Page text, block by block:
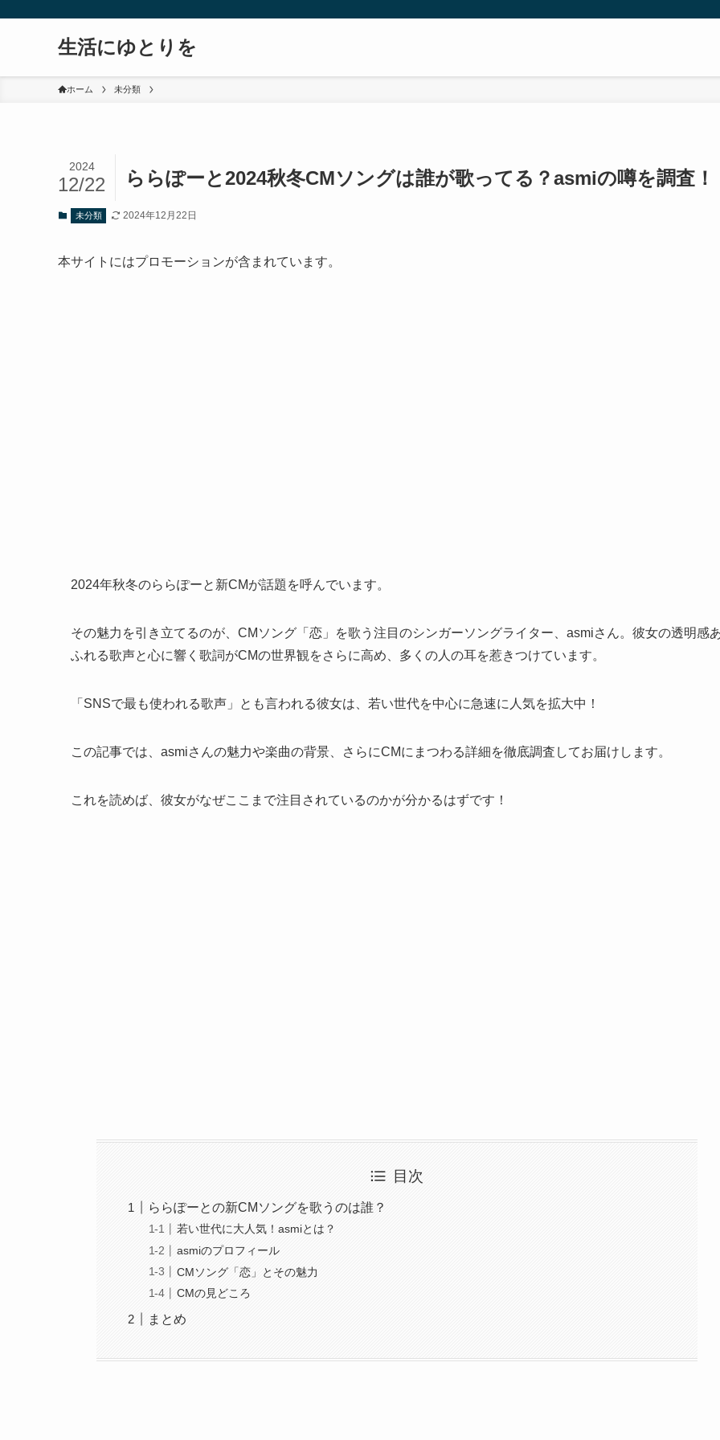
生活にゆとりを
ホーム 未分類
ららぽーと2024秋冬CMソングは誰が歌ってる？asmiの噂を調査！
2024
12/22
未分類 2024年12月22日
本サイトにはプロモーションが含まれています。
2024年秋冬のららぽーと新CMが話題を呼んでいます。
その魅力を引き立てるのが、CMソング「恋」を歌う注目のシンガーソングライター、asmiさん。彼女の透明感
ふれる歌声と心に響く歌詞がCMの世界観をさらに高め、多くの人の耳を惹きつけています。
「SNSで最も使われる歌声」とも言われる彼女は、若い世代を中心に急速に人気を拡大中！
この記事では、asmiさんの魅力や楽曲の背景、さらにCMにまつわる詳細を徹底調査してお届けします。
これを読めば、彼女がなぜここまで注目されているのかが分かるはずです！
目次
ららぽーとの新CMソングを歌うのは誰？
若い世代に大人気！asmiとは？
asmiのプロフィール
CMソング「恋」とその魅力
CMの見どころ
まとめ